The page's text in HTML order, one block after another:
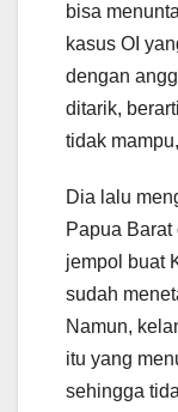
bisa
kasus OI
dengan
ditarik,
tidak
Dia lalu
Papua Barat
jempol buat
sudah
Namun,
itu yang
sehingga